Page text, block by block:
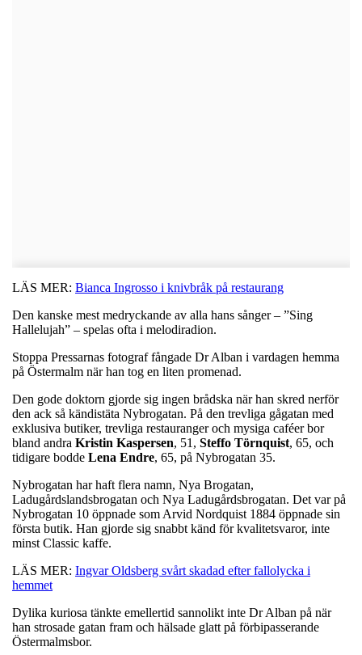
LÄS MER: Bianca Ingrosso i knivbråk på restaurang
Den kanske mest medryckande av alla hans sånger – ”Sing
Hallelujah” – spelas ofta i melodiradion.
Stoppa Pressarnas fotograf fångade Dr Alban i vardagen hemma
på Östermalm när han tog en liten promenad.
Den gode doktorn gjorde sig ingen brådska när han skred nerför
den ack så kändistäta Nybrogatan. På den trevliga gågatan med
exklusiva butiker, trevliga restauranger och mysiga caféer bor
bland andra Kristin Kaspersen, 51, Steffo Törnquist, 65, och
tidigare bodde Lena Endre, 65, på Nybrogatan 35.
Nybrogatan har haft flera namn, Nya Brogatan,
Ladugårdslandsbrogatan och Nya Ladugårdsbrogatan. Det var på
Nybrogatan 10 öppnade som Arvid Nordquist 1884 öppnade sin
första butik. Han gjorde sig snabbt känd för kvalitetsvaror, inte
minst Classic kaffe.
LÄS MER: Ingvar Oldsberg svårt skadad efter fallolycka i
hemmet
Dylika kuriosa tänkte emellertid sannolikt inte Dr Alban på när
han strosade gatan fram och hälsade glatt på förbipasserande
Östermalmsbor.